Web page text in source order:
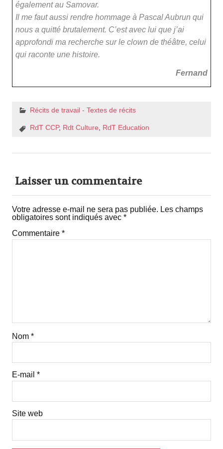
également au Samovar.
Il me faut aussi rendre hommage à Pascal Aubrun qui
nous a quitté brutalement. C’est avec lui que j’ai
approfondi ma recherche sur le clown de théâtre, celui
qui raconte une histoire.
Fernand
Récits de travail - Textes de récits
RdT CCP, Rdt Culture, RdT Education
Laisser un commentaire
Votre adresse e-mail ne sera pas publiée. Les champs
obligatoires sont indiqués avec *
Commentaire *
Nom *
E-mail *
Site web